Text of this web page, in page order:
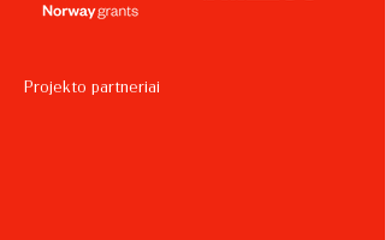
Projekto partneriai